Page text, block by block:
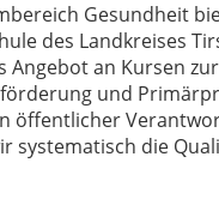
Gesundheit
des Landkreises
Angebot an Kursen zur
und
öffentlicher
systematisch die